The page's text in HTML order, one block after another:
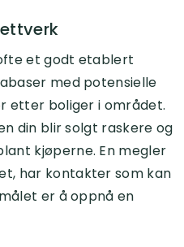
et godt etablert
med potensielle
etter boliger i området.
din blir solgt raskere og
kjøperne. En megler
har kontakter som kan
er å oppnå en